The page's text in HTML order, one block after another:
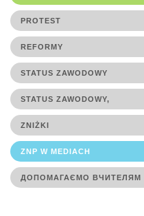
PROTEST
REFORMY
STATUS ZAWODOWY
STATUS ZAWODOWY,
ZNIŻKI
ZNP W MEDIACH
ДОПОМАГАЄМО ВЧИТЕЛЯМ